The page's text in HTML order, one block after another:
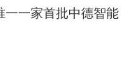
一一家首批中德智能